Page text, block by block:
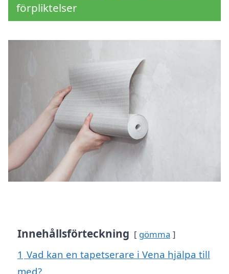
förpliktelser
Innehållsförteckning gömma
1 Vad kan en tapetserare i Vena hjälpa till
med?